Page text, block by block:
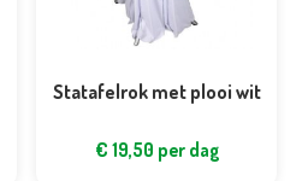
Statafelrok met plooi wit
€ 19,50 per dag